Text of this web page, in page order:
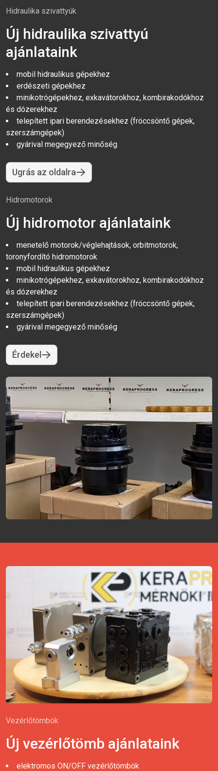
Hidraulika szivattyúk
Új hidraulika szivattyú
ajánlataink
mobil hidraulikus gépekhez
erdészeti gépekhez
minikotrógépekhez, exkavátorokhoz, kombirakodókhoz
és dózerekhez
telepített ipari berendezésekhez (fröccsöntő gépek,
szerszámgépek)
gyárival megegyező minőség
Ugrás az oldalra
Hidromotorok
Új hidromotor ajánlataink
menetelő motorok/véglehajtások, orbitmotorok,
toronyfordító hidromotorok
mobil hidraulikus gépekhez
minikotrógépekhez, exkavátorokhoz, kombirakodókhoz
és dózerekhez
telepített ipari berendezésekhez (fröccsöntő gépek,
szerszámgépek)
gyárival megegyező minőség
Érdekel
Vezérlőtömbök
Új vezérlőtömb ajánlataink
elektromos ON/OFF vezérlőtömbök